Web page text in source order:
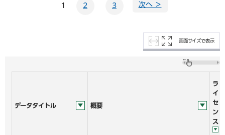
1 2 3 次へ ＞
画面サイズで表示
データタイトル 概要
ラ
イ
セ
ン
ス